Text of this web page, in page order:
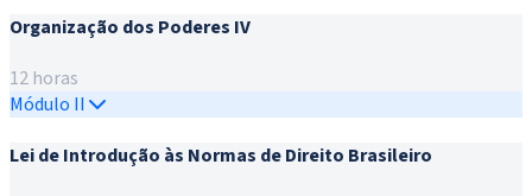
Organização dos Poderes IV
12 horas
Módulo II
Lei de Introdução às Normas de Direito Brasileiro